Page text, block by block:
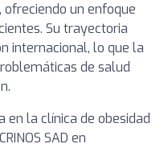
un enfoque
Su trayectoria
internacional, lo que la
de salud
en la clínica de obesidad
SAD en